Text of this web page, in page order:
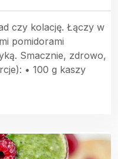
czy kolację. Łączy w
pomidorami
Smacznie, zdrowo,
• 100 g kaszy